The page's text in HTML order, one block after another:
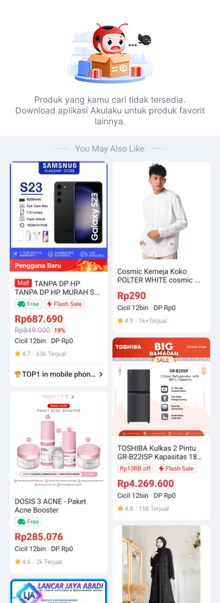
Produk yang kamu cari tidak tersedia.
Download aplikasi Akulaku untuk produk favorit
lainnya.